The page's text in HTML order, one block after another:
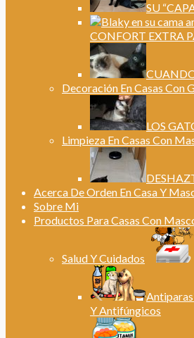
SU
CONFORT EXTRA
Decoración En Casas Con
LOS
Limpieza En Casas Con
Acerca De Orden En Casa Y
Sobre Mi
Productos Para Casas Con
Salud Y Cuidados
Y Antifúngicos